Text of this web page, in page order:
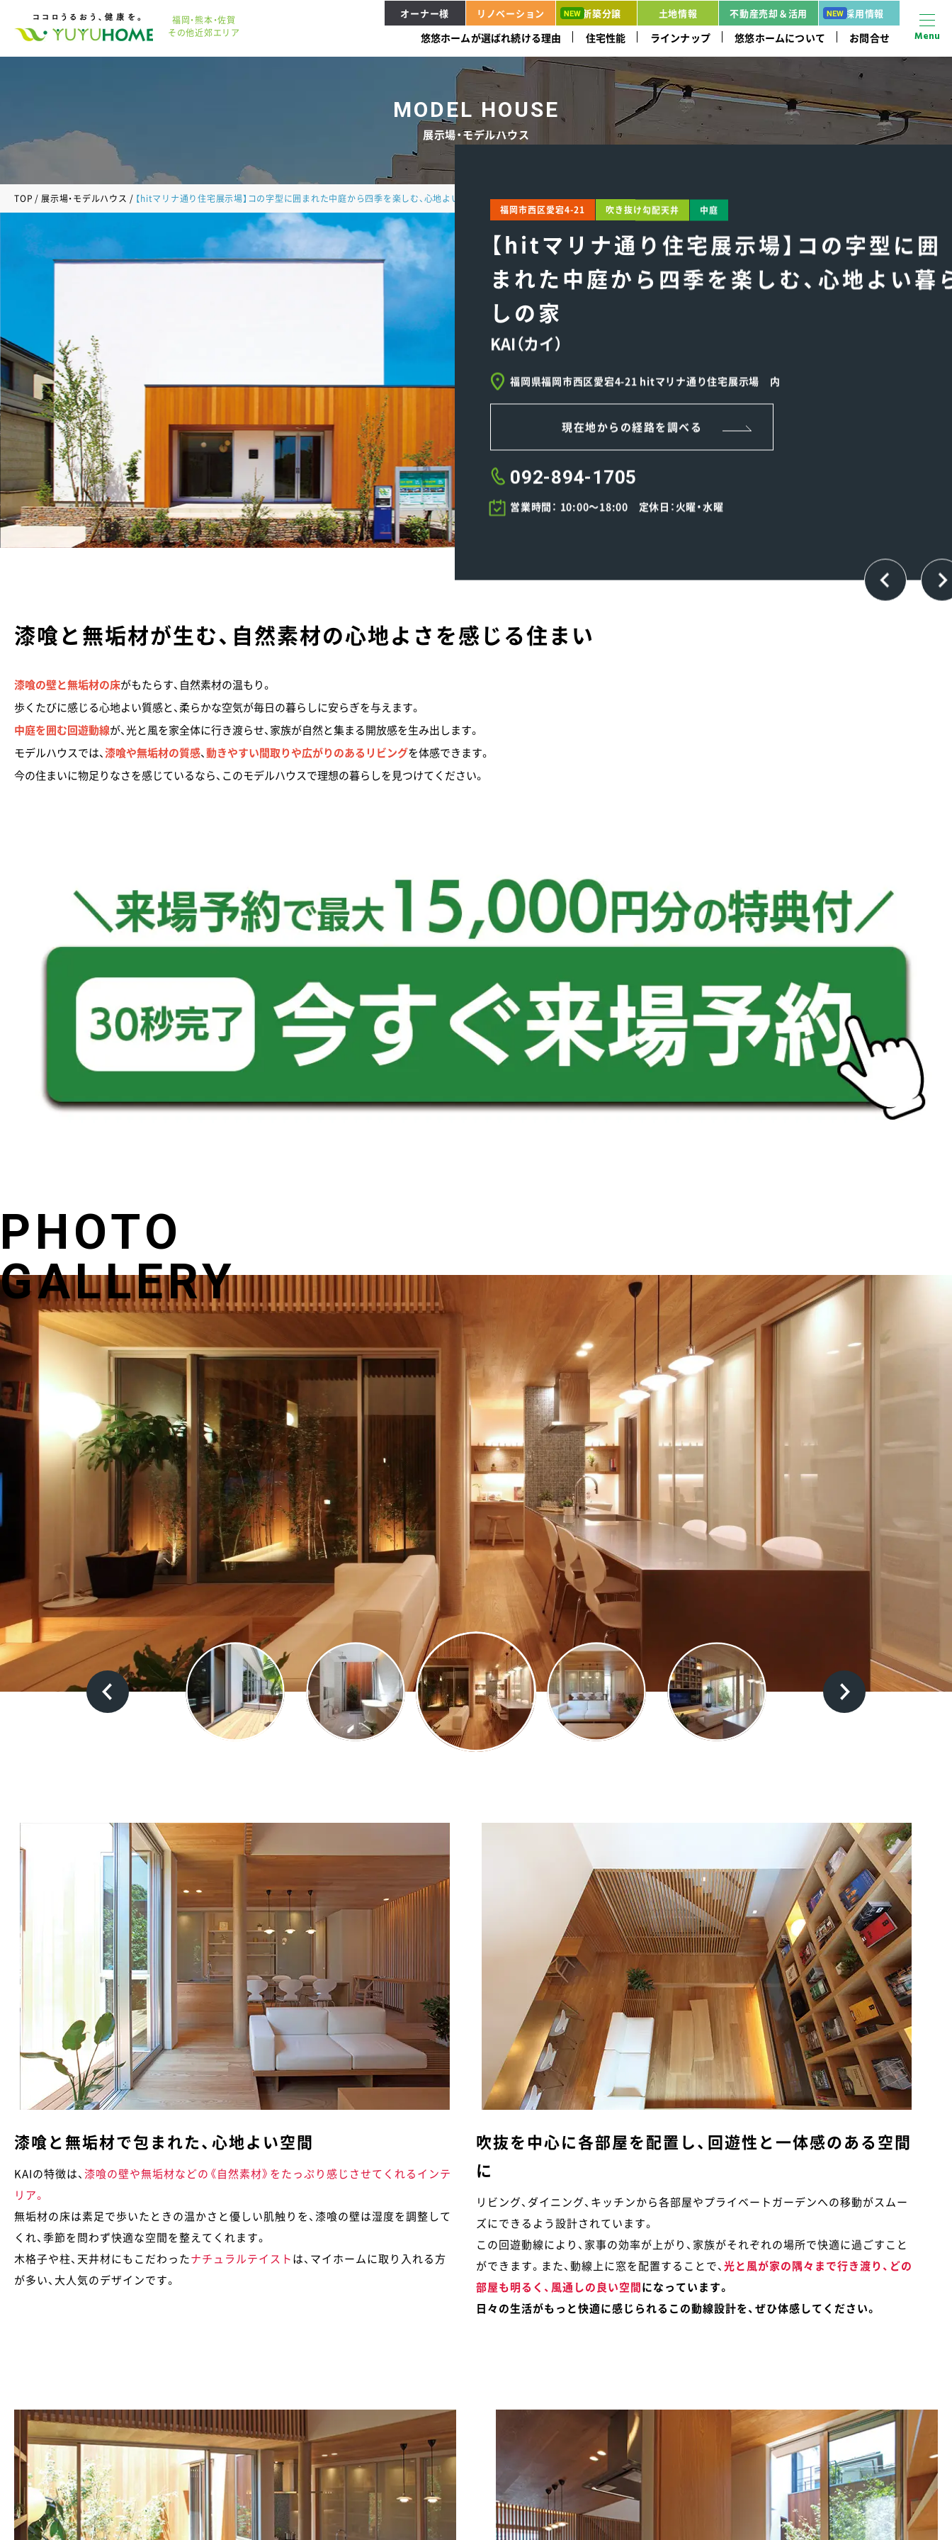
福岡・熊本・佐賀
その他近郊エリア
悠悠ホームが選ばれ続ける理由 住宅性能 ラインナップ 悠悠ホームについて お問合せ
オーナー様 リノベーション 新築分譲 土地情報 不動産売却＆活用 採用情報
Menu
MODEL HOUSE
展示場・モデルハウス
TOP 展示場・モデルハウス
【hitマリナ通り住宅展示場】コの字型に囲まれた中庭から四季を楽しむ、心地よい暮らしの家
福岡市西区愛宕4-21
吹き抜け勾配天井 中庭
【hitマリナ通り住宅展示場】コの字型に囲
まれた中庭から四季を楽しむ、心地よい暮
しの家
KAI（カイ）
福岡県福岡市西区愛宕4-21 hitマリナ通り住宅展示場 内
現在地からの経路を調べる
092-894-1705
営業時間： 10:00～18:00 定休日：火曜・水曜
漆喰と無垢材が生む、自然素材の心地よさを感じる住まい
漆喰の壁と無垢材の床がもたらす、自然素材の温もり。
歩くたびに感じる心地よい質感と、柔らかな空気が毎日の暮らしに安らぎを与えます。
中庭を囲む回遊動線が、光と風を家全体に行き渡らせ、家族が自然と集まる開放感を生み出します。
モデルハウスでは、漆喰や無垢材の質感、動きやすい間取りや広がりのあるリビングを体感できます。
今の住まいに物足りなさを感じているなら、このモデルハウスで理想の暮らしを見つけてください。
PHOTO
GALLERY
漆喰と無垢材で包まれた、心地よい空間
KAIの特徴は、漆喰の壁や無垢材などの《自然素材》をたっぷり感じさせてくれるインテ
リア。
無垢材の床は素足で歩いたときの温かさと優しい肌触りを、漆喰の壁は湿度を調整して
くれ、季節を問わず快適な空間を整えてくれます。
木格子や柱、天井材にもこだわったナチュラルテイストは、マイホームに取り入れる方
が多い、大人気のデザインです。
吹抜を中心に各部屋を配置し、回遊性と一体感のある空間
に
リビング、ダイニング、キッチンから各部屋やプライベートガーデンへの移動がスムー
ズにできるよう設計されています。
この回遊動線により、家事の効率が上がり、家族がそれぞれの場所で快適に過ごすこと
ができます。また、動線上に窓を配置することで、光と風が家の隅々まで行き渡り、どの
部屋も明るく、風通しの良い空間になっています。
日々の生活がもっと快適に感じられるこの動線設計を、ぜひ体感してください。